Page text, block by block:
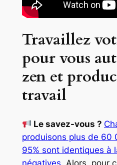
Travaillez
pour vous
zen et
travail
Le savez-vous ?
produisons plus de 60
95% sont identiques à
négatives . Alors, pour